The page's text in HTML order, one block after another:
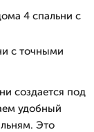
4 спальни с
с точными
создается под
удобный
Это